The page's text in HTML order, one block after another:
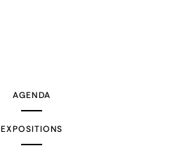
AGENDA
EXPOSITIONS